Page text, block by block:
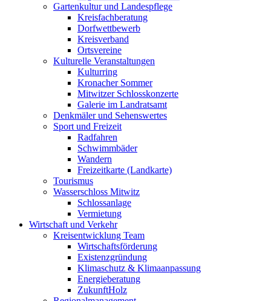
Gartenkultur und Landespflege
Kreisfachberatung
Dorfwettbewerb
Kreisverband
Ortsvereine
Kulturelle Veranstaltungen
Kulturring
Kronacher Sommer
Mitwitzer Schlosskonzerte
Galerie im Landratsamt
Denkmäler und Sehenswertes
Sport und Freizeit
Radfahren
Schwimmbäder
Wandern
Freizeitkarte (Landkarte)
Tourismus
Wasserschloss Mitwitz
Schlossanlage
Vermietung
Wirtschaft und Verkehr
Kreisentwicklung Team
Wirtschaftsförderung
Existenzgründung
Klimaschutz & Klimaanpassung
Energieberatung
ZukunftHolz